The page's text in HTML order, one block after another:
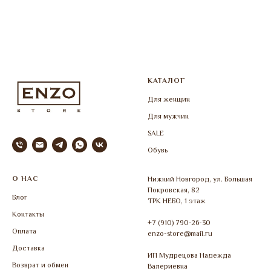
КАТАЛОГ
Для женщин
Для мужчин
SALE
Обувь
О НАС
Блог
Контакты
Оплата
Доставка
Возврат и обмен
Нижний Новгород, ул. Большая
Покровская, 82
ТРК НЕБО, 1 этаж
+7 (910) 790-26-30
enzo-store@mail.ru
ИП Мудрецова Надежда
Валериевна